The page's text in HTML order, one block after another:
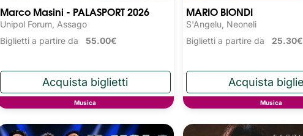
Marco Masini - PALASPORT 2026
Unipol Forum, Assago
Biglietti a partire da 55.00€
Musica
MARIO BIONDI
S'Angelu, Neoneli
Biglietti a partire da 25.30€
Musica